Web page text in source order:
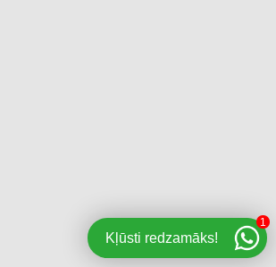
Kļūsti redzamāks!
1